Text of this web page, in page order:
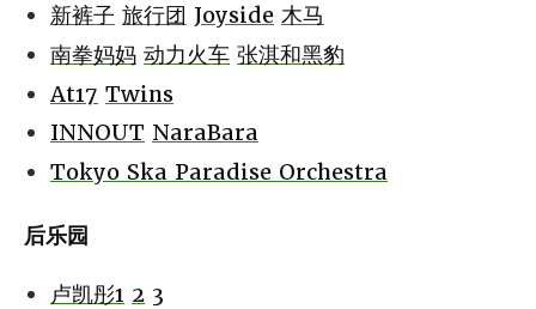
新裤子 旅行团 Joyside 木马
南拳妈妈 动力火车 张淇和黑豹
At17 Twins
INNOUT NaraBara
Tokyo Ska Paradise Orchestra
后乐园
卢凯彤1 2 3